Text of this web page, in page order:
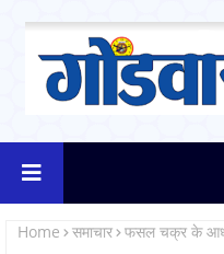
Home समाचार फसल चक्र के